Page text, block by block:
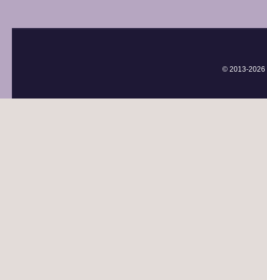
© 2013-2026